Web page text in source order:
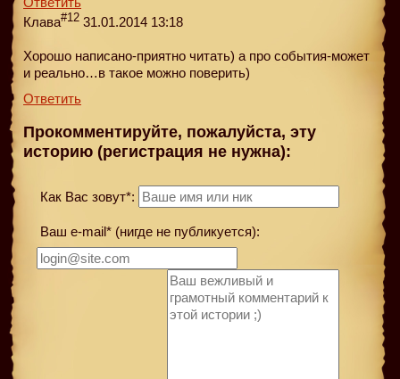
Клава#12 31.01.2014 13:18
Хорошо написано-приятно читать) а про события-может
и реально…в такое можно поверить)
Ответить
Прокомментируйте, пожалуйста, эту
историю (регистрация не нужна):
Как Вас зовут*:
Ваш e-mail* (нигде не публикуется):